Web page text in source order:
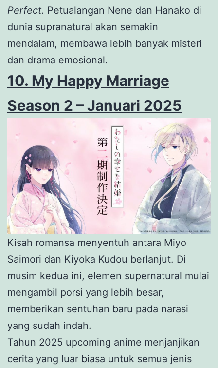
Perfect. Petualangan Nene dan Hanako di
dunia supranatural akan semakin
mendalam, membawa lebih banyak misteri
dan drama emosional.
10. My Happy Marriage
Season 2 – Januari 2025
Kisah romansa menyentuh antara Miyo
Saimori dan Kiyoka Kudou berlanjut. Di
musim kedua ini, elemen supernatural mulai
mengambil porsi yang lebih besar,
memberikan sentuhan baru pada narasi
yang sudah indah.
Tahun 2025 upcoming anime menjanjikan
cerita yang luar biasa untuk semua jenis